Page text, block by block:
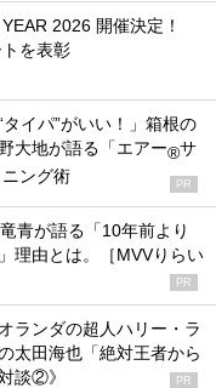
2026 開催決定！
を表彰
タイパ”がいい！」箱根の
大地が語る「エアー®サ
ニング術 PR
青が語る「10年前より
理由とは。［MVVりらい
PR
ランダの超人ハリー・ラ
太田海也「絶対王者から
談②》
PR